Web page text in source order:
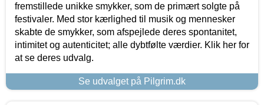
fremstillede unikke smykker, som de primært solgte på
festivaler. Med stor kærlighed til musik og mennesker
skabte de smykker, som afspejlede deres spontanitet,
intimitet og autenticitet; alle dybtfølte værdier. Klik her for
at se deres udvalg.
Se udvalget på Pilgrim.dk